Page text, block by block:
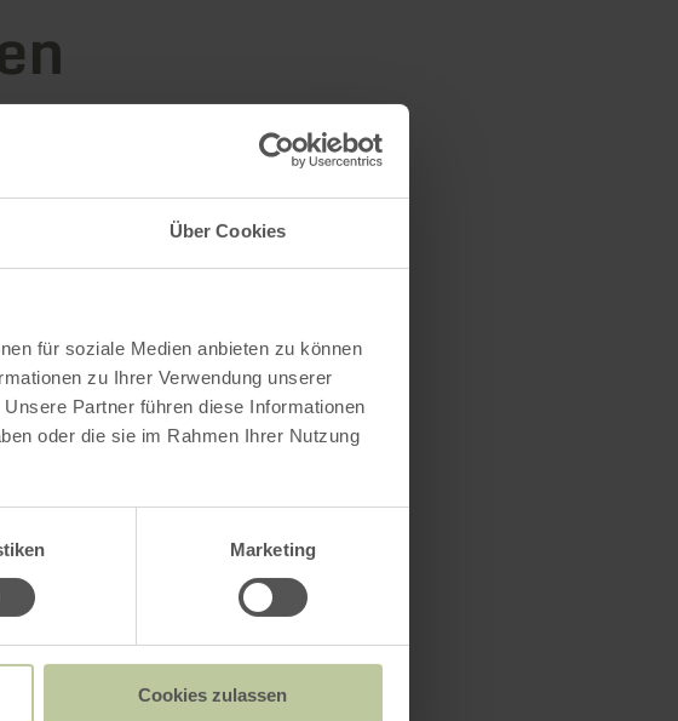
Über Cookies
für soziale Medien anbieten zu können
zu Ihrer Verwendung unserer
Partner führen diese Informationen
oder die sie im Rahmen Ihrer Nutzung
Marketing
Cookies zulassen